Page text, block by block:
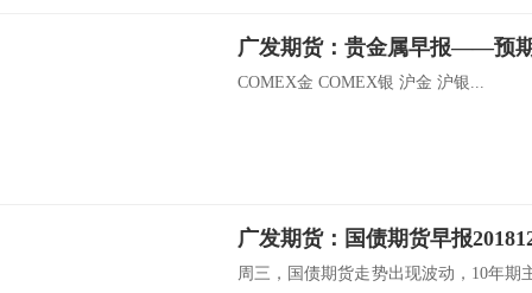
COMEX金 COMEX银 沪金 沪银...
周三，国债期货走势出现波动，10年期